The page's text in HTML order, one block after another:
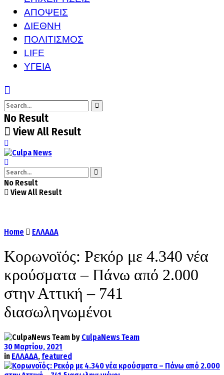
ΑΠΟΨΕΙΣ
ΔΙΕΘΝΗ
ΠΟΛΙΤΙΣΜΟΣ
LIFE
ΥΓΕΙΑ
No Result
View All Result
No Result
View All Result
Home ΕΛΛΑΔΑ
Κορωνοϊός: Ρεκόρ με 4.340 νέα
κρούσματα – Πάνω από 2.000
στην Αττική – 741
διασωληνωμένοι
by CulpaNews Team
30 Μαρτίου, 2021
in ΕΛΛΑΔΑ, featured